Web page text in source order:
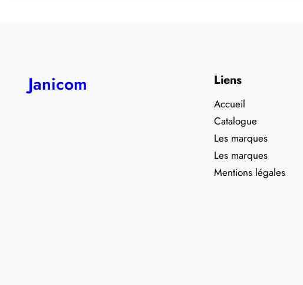
Janicom Liens
Accueil
Catalogue
Les marques
Les marques
Mentions légales